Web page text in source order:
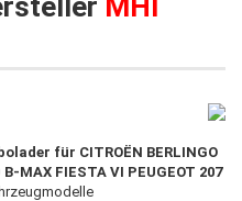
für CITROËN BERLINGO
B-MAX FIESTA VI PEUGEOT 207